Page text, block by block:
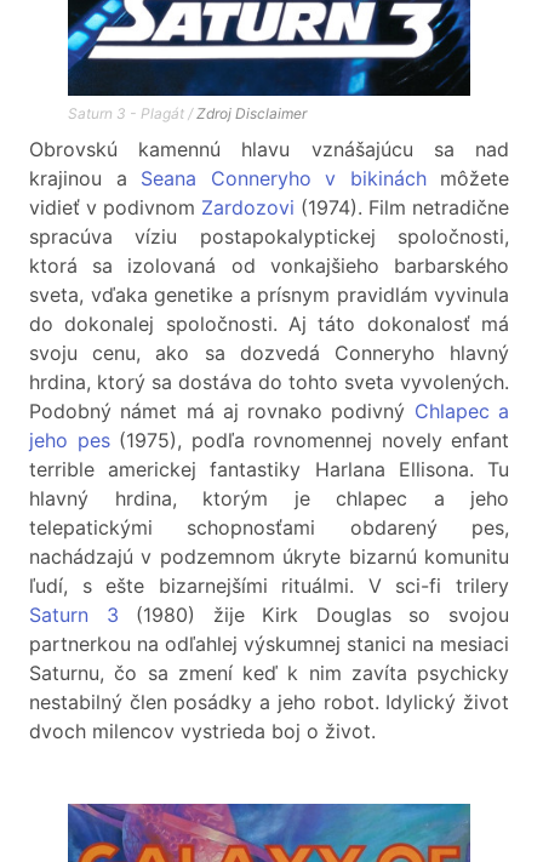
Saturn 3 - Plagát / Zdroj Disclaimer
Obrovskú kamennú hlavu vznášajúcu sa nad
krajinou a Seana Conneryho v bikináchmôžete
vidieť v podivnom Zardozovi (1974). Film netradične
spracúva víziu postapokalyptickej spoločnosti,
ktorá sa izolovaná od vonkajšieho barbarského
sveta, vďaka genetike a prísnym pravidlám vyvinula
do dokonalej spoločnosti. Aj táto dokonalosť má
svoju cenu, ako sa dozvedá Conneryho hlavný
hrdina, ktorý sa dostáva do tohto sveta vyvolených.
Podobný námet má aj rovnako podivný Chlapec a
jeho pes(1975), podľa rovnomennej novely enfant
terrible americkej fantastiky Harlana Ellisona. Tu
hlavný hrdina, ktorým je chlapec a jeho
telepatickými schopnosťami obdarený pes,
nachádzajú v podzemnom úkryte bizarnú komunitu
ľudí, s ešte bizarnejšími rituálmi. V sci-fi trilery
Saturn 3 (1980) žije Kirk Douglas so svojou
partnerkou na odľahlej výskumnej stanici na mesiaci
Saturnu, čo sa zmení keď k nim zavíta psychicky
nestabilný člen posádky a jeho robot. Idylický život
dvoch milencov vystrieda boj o život.